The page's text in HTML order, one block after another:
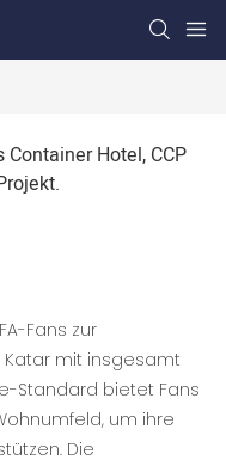
Container Hotel, CCP
Fans zur
Katar mit insgesamt
Standard bietet Fans
um ihre
Die